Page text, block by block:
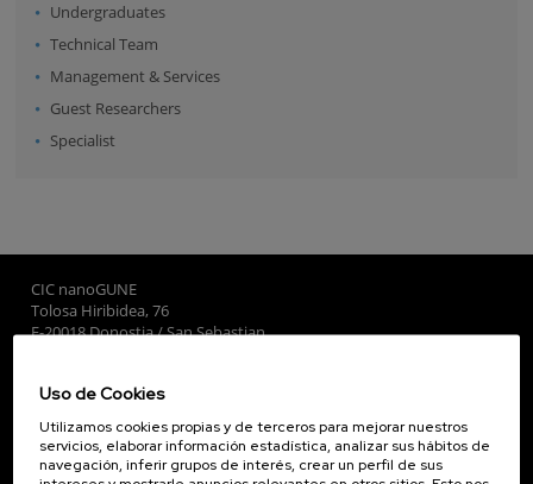
Undergraduates
Technical Team
Management & Services
Guest Researchers
Specialist
CIC nanoGUNE
Tolosa Hiribidea, 76
E-20018 Donostia / San Sebastian
Subscribe to our Newsletter
nanoGUNE
Uso de Cookies
Utilizamos cookies propias y de terceros para mejorar nuestros
servicios, elaborar información estadística, analizar sus hábitos de
navegación, inferir grupos de interés, crear un perfil de sus